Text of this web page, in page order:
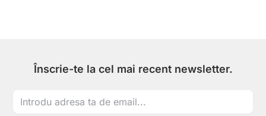
Înscrie-te la cel mai recent newsletter.